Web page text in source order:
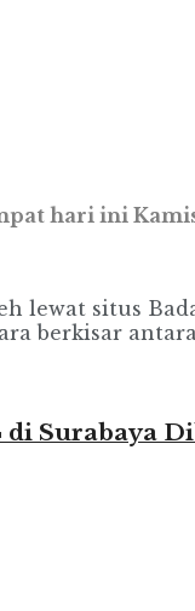
hari ini
lewat situs
berkisar antara
Surabaya